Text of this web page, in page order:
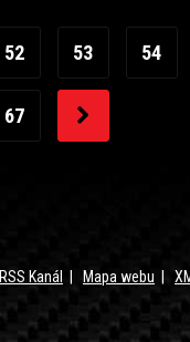
52 53 54
67
RSS Kanál Mapa webu